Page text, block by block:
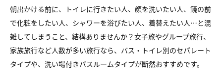
朝出かける前に、トイレに行きたい人、顔を洗いたい人、鏡の前
で化粧をしたい人、シャワーを浴びたい人、着替えたい人…と混
雑してしまうこと、結構ありませんか？女子旅やグループ旅行、
家族旅行など人数が多い旅行なら、バス・トイレ別のセパレート
タイプや、洗い場付きバスルームタイプが断然おすすめです。